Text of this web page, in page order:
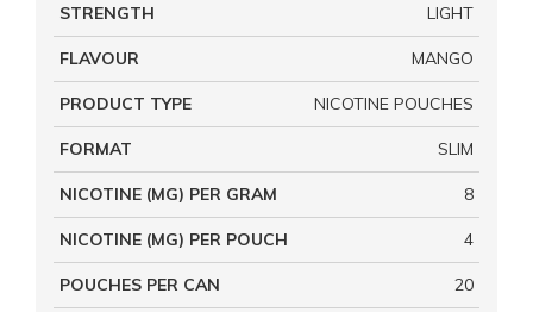
STRENGTH LIGHT
FLAVOUR MANGO
PRODUCT TYPE NICOTINE POUCHES
FORMAT SLIM
NICOTINE (MG) PER GRAM 8
NICOTINE (MG) PER POUCH 4
POUCHES PER CAN 20